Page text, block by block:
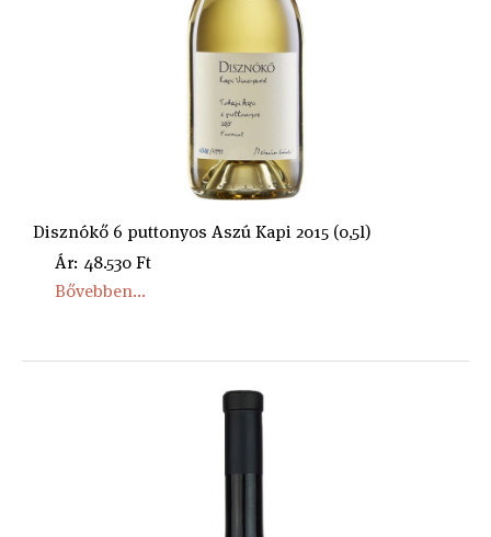
Disznókő 6 puttonyos Aszú Kapi 2015 (0,5l)
Ár: 48.530 Ft
Bővebben...